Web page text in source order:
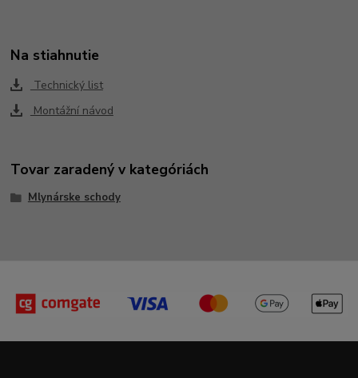
Na stiahnutie
Technický list
Montážní návod
Tovar zaradený v kategóriách
Mlynárske schody